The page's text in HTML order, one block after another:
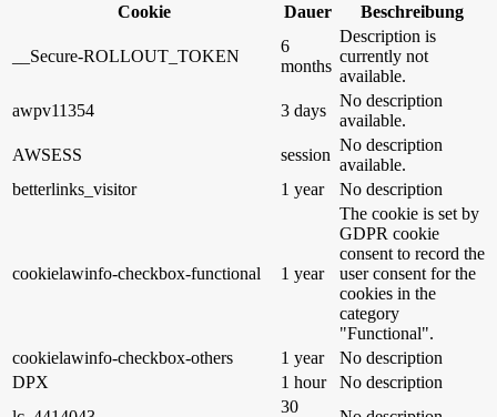
Cookie
Dauer Beschreibung
__Secure-ROLLOUT_TOKEN
6
months
Description is
currently not
available.
awpv11354
3 days
No description
available.
AWSESS
session
No description
available.
betterlinks_visitor
1 year No description
cookielawinfo-checkbox-functional 1 year
The cookie is set by
GDPR cookie
consent to record the
user consent for the
cookies in the
category
"Functional".
cookielawinfo-checkbox-others
1 year
No description
DPX
1 hour
No description
30